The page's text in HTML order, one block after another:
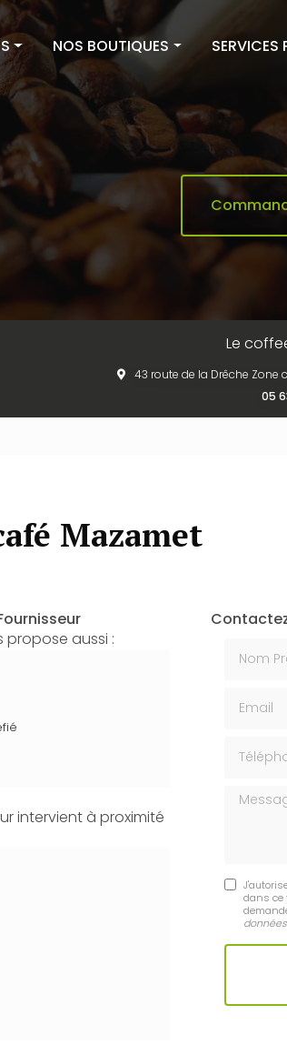
NOS BOUTIQUES
Couleur Café Castres
Couleur Café Albi
SERVICES
Le
43 route de la Drêche Zone
05
Mazamet
aussi :
intervient à proximité
Message
dans ce